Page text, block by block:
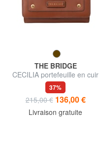
THE BRIDGE
CECILIA portefeuille en cuir
37%
215,00 € 136,00 €
Livraison gratuite